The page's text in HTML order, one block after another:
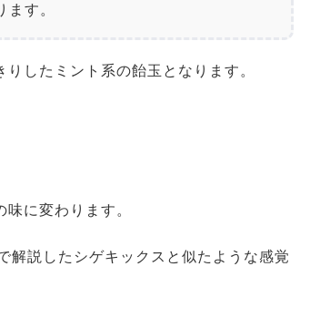
す。
したミント系の飴玉となります。
に変わります。
解説したシゲキックスと似たような感覚